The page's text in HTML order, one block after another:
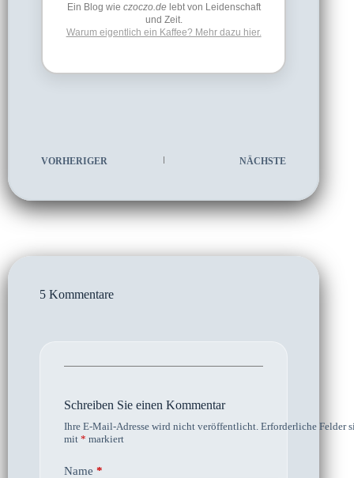
Ein Blog wie czoczo.delebt von Leidenschaft
und Zeit.
Warum eigentlich ein Kaffee? Mehr dazu hier.
VORHERIGER NÄCHSTE
5 Kommentare
Schreiben Sie einen Kommentar
Ihre E-Mail-Adresse wird nicht veröffentlicht. Erforderliche Felder
mit * markiert
Name *